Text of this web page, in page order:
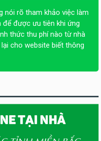
nói rõ tham khảo việc làm
để được ưu tiên khi ứng
thức thu phí nào từ nhà
cho website biết thông